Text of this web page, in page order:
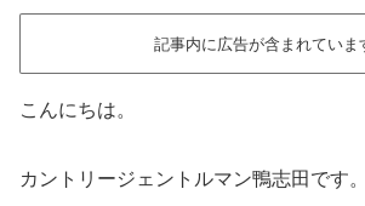
記事内に広告が含まれていま
こんにちは。
カントリージェントルマン鴨志田です。